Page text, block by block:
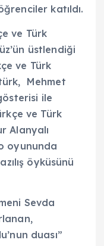
katıldı.
ve Türk
üstlendiği
ve Türk
Mehmet
ile
ve Türk
Alanyalı
oyununda
öyküsünü
Sevda
duası”